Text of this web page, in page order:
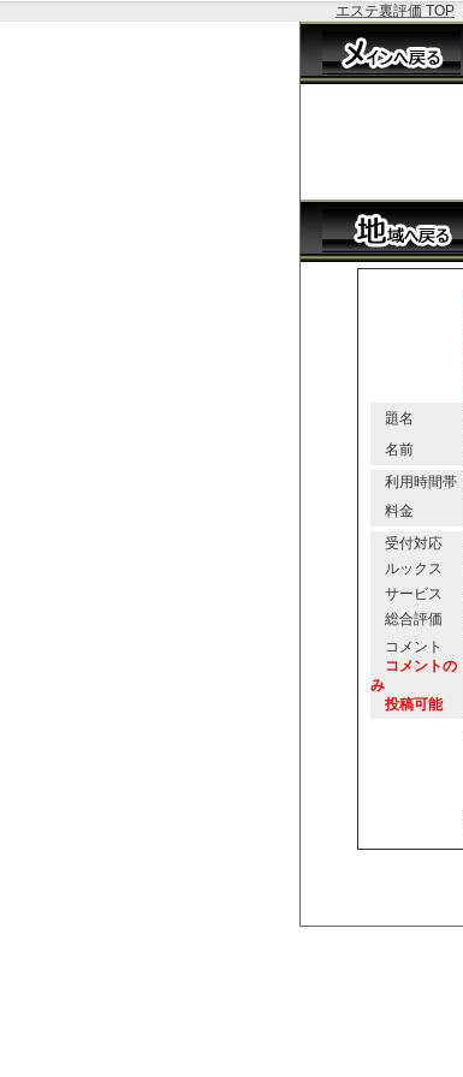
エステ裏評価 TOP
題名
名前
利用時間帯
料金
受付対応
ルックス
サービス
総合評価
コメント
コメントの
み
投稿可能